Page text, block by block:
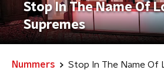
Stop In The Name Of
Supremes
Nummers Stop In The Name Of